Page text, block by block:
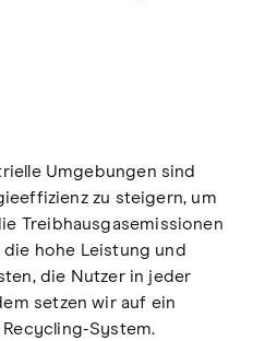
Umgebungen sind
zu steigern, um
Treibhausgasemissionen
hohe Leistung und
die Nutzer in jeder
setzen wir auf ein
System.